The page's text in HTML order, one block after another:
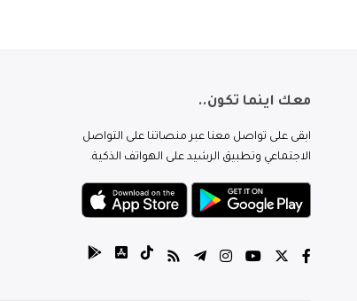
معك اينما تكون..
ابقى على تواصل معنا عبر منصاتنا على التواصل
الاجتماعي وتطبيق الرشيد على الهواتف الذكية.